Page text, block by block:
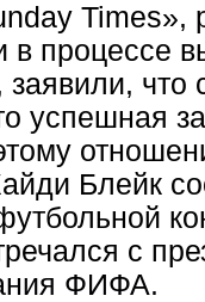
Times»,
в процессе
что
успешная
Блейк
с
ФИФА.